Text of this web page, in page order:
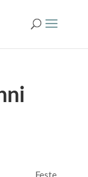
Feste